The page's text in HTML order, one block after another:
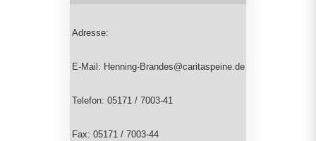
Adresse:
E-Mail: Henning-Brandes@caritaspeine.de
Telefon: 05171 / 7003-41
Fax: 05171 / 7003-44